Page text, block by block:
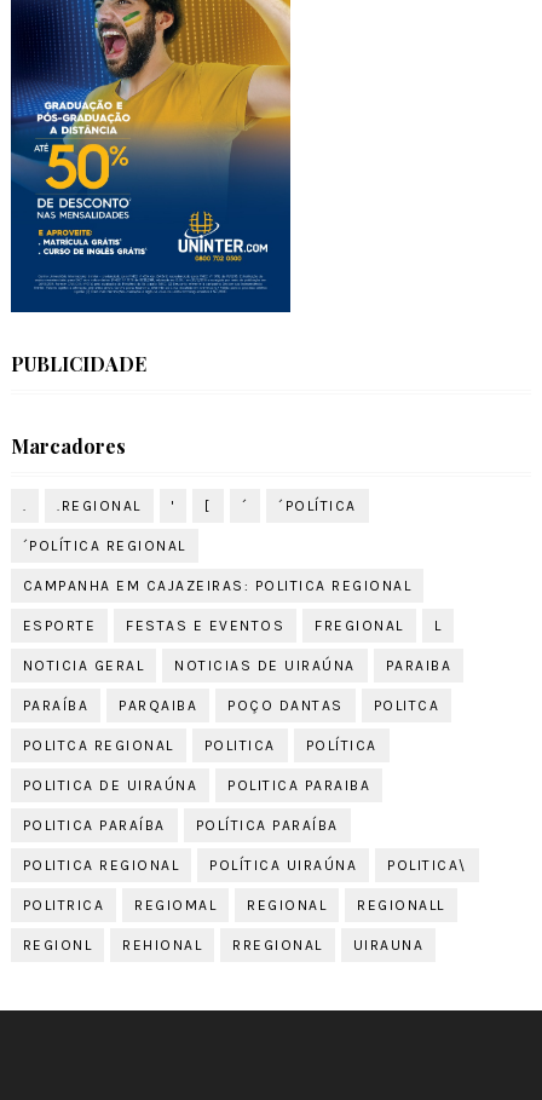
PUBLICIDADE
Marcadores
. .REGIONAL ' [ ´ ´POLÍTICA
´POLÍTICA REGIONAL
CAMPANHA EM CAJAZEIRAS: POLITICA REGIONAL
ESPORTE FESTAS E EVENTOS FREGIONAL L
NOTICIA GERAL NOTICIAS DE UIRAÚNA PARAIBA
PARAÍBA PARQAIBA POÇO DANTAS POLITCA
POLITCA REGIONAL POLITICA POLÍTICA
POLITICA DE UIRAÚNA POLITICA PARAIBA
POLITICA PARAÍBA POLÍTICA PARAÍBA
POLITICA REGIONAL POLÍTICA UIRAÚNA POLITICA\
POLITRICA REGIOMAL REGIONAL REGIONALL
REGIONL REHIONAL RREGIONAL UIRAUNA